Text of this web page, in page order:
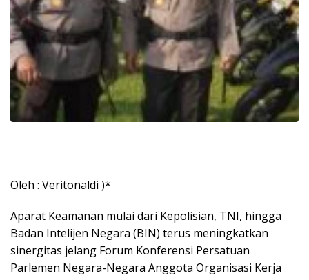
Oleh : Veritonaldi )*
Aparat Keamanan mulai dari Kepolisian, TNI, hingga
Badan Intelijen Negara (BIN) terus meningkatkan
sinergitas jelang Forum Konferensi Persatuan
Parlemen Negara-Negara Anggota Organisasi Kerja